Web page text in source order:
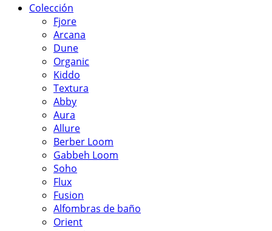
Colección
Fjore
Arcana
Dune
Organic
Kiddo
Textura
Abby
Aura
Allure
Berber Loom
Gabbeh Loom
Soho
Flux
Fusion
Alfombras de baño
Orient